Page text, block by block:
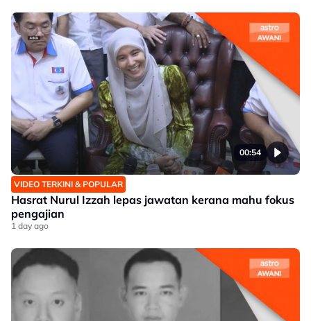
00:54
VIDEO TERKINI & POPULAR
Hasrat Nurul Izzah lepas jawatan kerana mahu fokus
pengajian
1 day ago